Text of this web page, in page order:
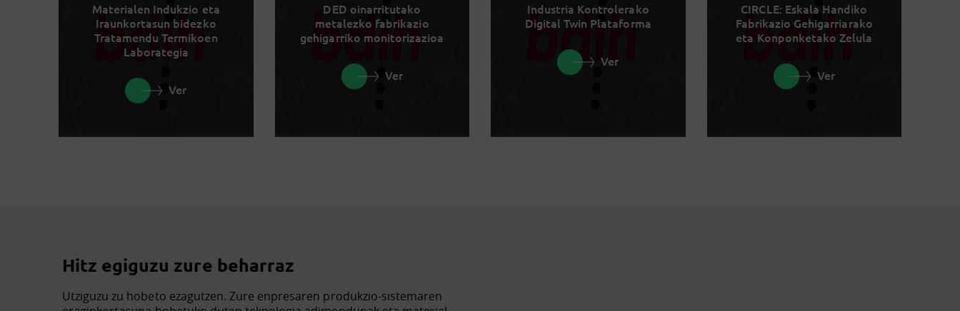
Materialen Indukzio eta
Iraunkortasun bidezko
Tratamendu Termikoen
Laborategia
Ver
DED oinarritutako
metalezko fabrikazio
gehigarriko monitorizazioa
Ver
Industria Kontrolerako
Digital Twin Plataforma
Ver
CIRCLE: Eskala Handiko
Fabrikazio Gehigarriarako
eta Konponketako Zelula
Ver
Hitz egiguzu zure beharraz
Utziguzu zu hobeto ezagutzen. Zure enpresaren produkzio-sistemaren